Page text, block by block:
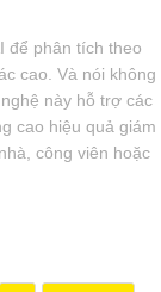
để phân tích theo
cao. Và nói không
này hỗ trợ các
cao hiệu quả giám
công viên hoặc